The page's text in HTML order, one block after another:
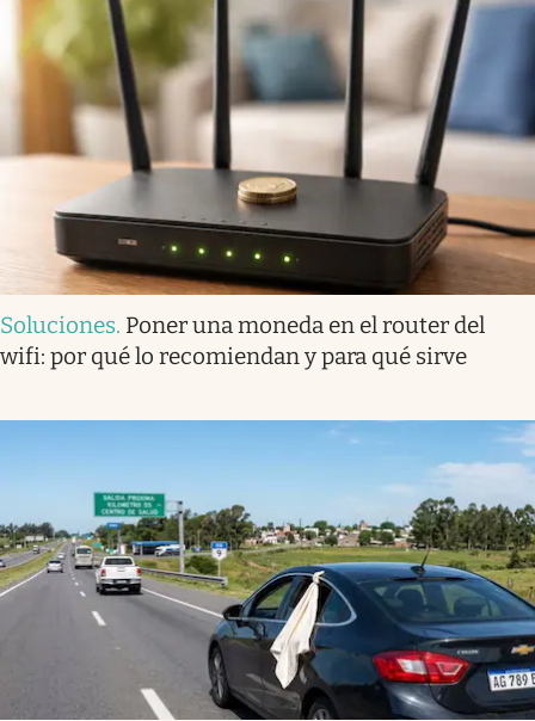
Soluciones. Poner una moneda en el router del
wifi: por qué lo recomiendan y para qué sirve